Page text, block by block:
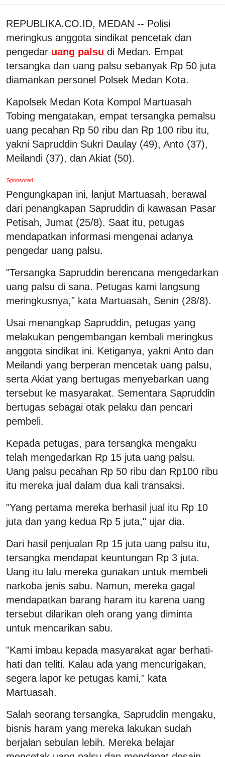
REPUBLIKA.CO.ID, MEDAN -- Polisi
meringkus anggota sindikat pencetak dan
pengedar uang palsu di Medan. Empat
tersangka dan uang palsu sebanyak Rp 50 juta
diamankan personel Polsek Medan Kota.
Kapolsek Medan Kota Kompol Martuasah
Tobing mengatakan, empat tersangka pemalsu
uang pecahan Rp 50 ribu dan Rp 100 ribu itu,
yakni Sapruddin Sukri Daulay (49), Anto (37),
Meilandi (37), dan Akiat (50).
Sponsored
Pengungkapan ini, lanjut Martuasah, berawal
dari penangkapan Sapruddin di kawasan Pasar
Petisah, Jumat (25/8). Saat itu, petugas
mendapatkan informasi mengenai adanya
pengedar uang palsu.
"Tersangka Sapruddin berencana mengedarkan
uang palsu di sana. Petugas kami langsung
meringkusnya," kata Martuasah, Senin (28/8).
Usai menangkap Sapruddin, petugas yang
melakukan pengembangan kembali meringkus
anggota sindikat ini. Ketiganya, yakni Anto dan
Meilandi yang berperan mencetak uang palsu,
serta Akiat yang bertugas menyebarkan uang
tersebut ke masyarakat. Sementara Sapruddin
bertugas sebagai otak pelaku dan pencari
pembeli.
Kepada petugas, para tersangka mengaku
telah mengedarkan Rp 15 juta uang palsu.
Uang palsu pecahan Rp 50 ribu dan Rp100 ribu
itu mereka jual dalam dua kali transaksi.
"Yang pertama mereka berhasil jual itu Rp 10
juta dan yang kedua Rp 5 juta," ujar dia.
Dari hasil penjualan Rp 15 juta uang palsu itu,
tersangka mendapat keuntungan Rp 3 juta.
Uang itu lalu mereka gunakan untuk membeli
narkoba jenis sabu. Namun, mereka gagal
mendapatkan barang haram itu karena uang
tersebut dilarikan oleh orang yang diminta
untuk mencarikan sabu.
"Kami imbau kepada masyarakat agar berhati-
hati dan teliti. Kalau ada yang mencurigakan,
segera lapor ke petugas kami," kata
Martuasah.
Salah seorang tersangka, Sapruddin mengaku,
bisnis haram yang mereka lakukan sudah
berjalan sebulan lebih. Mereka belajar